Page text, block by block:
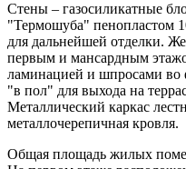
Стены – газосиликатные
"Термошуба" пенопластом
для дальнейшей отделки.
первым и мансардным
ламинацией и шпросами во
"в пол" для выхода на
Металлический каркас
металлочерепичная кровля.
Общая площадь жилых